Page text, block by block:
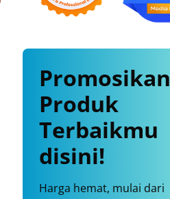
Promosikan
Produk
Terbaikmu
disini!
Harga hemat, mulai dari